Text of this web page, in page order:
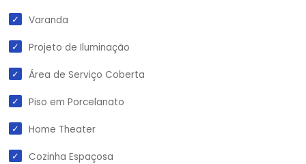
Varanda
Projeto de Iluminação
Área de Serviço Coberta
Piso em Porcelanato
Home Theater
Cozinha Espaçosa